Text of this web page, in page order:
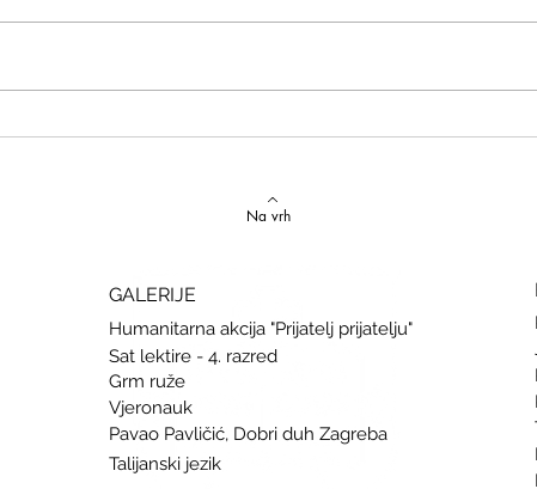
Na vrh
GALERIJE
Humanitarna akcija "Prijatelj prijatelju"
Sat lektire - 4. razred
Grm ruže
Vjeronauk
Pavao Pavličić, Dobri duh Zagreba
Talijanski jezik